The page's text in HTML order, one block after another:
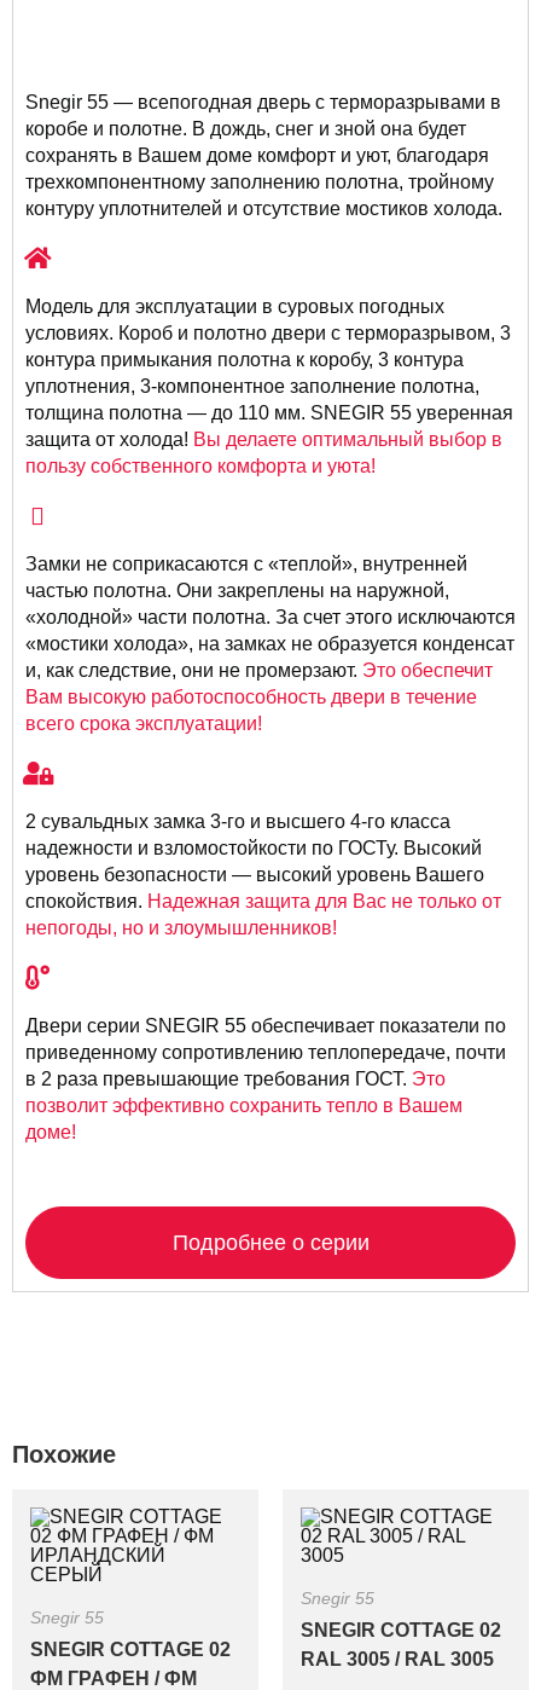
Snegir 55 — всепогодная дверь с терморазрывами в
коробе и полотне. В дождь, снег и зной она будет
сохранять в Вашем доме комфорт и уют, благодаря
трехкомпонентному заполнению полотна, тройному
контуру уплотнителей и отсутствие мостиков холода.
Модель для эксплуатации в суровых погодных
условиях. Короб и полотно двери с терморазрывом, 3
контура примыкания полотна к коробу, 3 контура
уплотнения, 3-компонентное заполнение полотна,
толщина полотна — до 110 мм. SNEGIR 55 уверенная
защита от холода! Вы делаете оптимальный выбор в
пользу собственного комфорта и уюта!
Замки не соприкасаются с «теплой», внутренней
частью полотна. Они закреплены на наружной,
«холодной» части полотна. За счет этого исключаются
«мостики холода», на замках не образуется конденсат
и, как следствие, они не промерзают. Это обеспечит
Вам высокую работоспособность двери в течение
всего срока эксплуатации!
2 сувальдных замка 3-го и высшего 4-го класса
надежности и взломостойкости по ГОСТу. Высокий
уровень безопасности — высокий уровень Вашего
спокойствия. Надежная защита для Вас не только от
непогоды, но и злоумышленников!
Двери серии SNEGIR 55 обеспечивает показатели по
приведенному сопротивлению теплопередаче, почти
в 2 раза превышающие требования ГОСТ. Это
позволит эффективно сохранить тепло в Вашем
доме!
Подробнее о серии
Похожие
Snegir 55
SNEGIR COTTAGE 02
ФМ ГРАФЕН / ФМ
Snegir 55
SNEGIR COTTAGE 02
RAL 3005 / RAL 3005